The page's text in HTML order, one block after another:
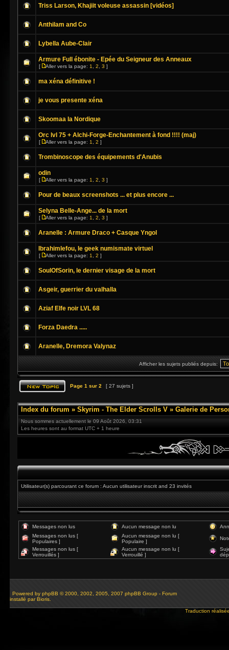
Triss Larson, Khajiit voleuse assassin [vidéos]
Anthilam and Co
Lybella Aube-Clair
Armure Full ébonite - Epée du Seigneur des Anneaux
[ Aller vers la page: 1 2 3 ]
ma xéna définitive !
je vous presente xéna
Skoomaa la Nordique
Orc lvl 75 + Alchi-Forge-Enchantement à fond !!!! (maj)
[ Aller vers la page: 1 2 ]
Trombinoscope des équipements d'Anubis
odin
[ Aller vers la page: 1 2 3 ]
Pour de beaux screenshots ... et plus encore ...
Selyna Belle-Ange... de la mort
[ Aller vers la page: 1 2 3 ]
Aranelle : Armure Draco + Casque Yngol
Ibrahimlefou, le geek numismate virtuel
[ Aller vers la page: 1 2 ]
SoulOfSorin, le dernier visage de la mort
Asgeir, guerrier du valhalla
Aziaf Elfe noir LVL 68
Forza Daedra .....
Aranelle, Dremora Valynaz
Afficher les sujets publiés depuis:
Page 1 sur 2 [ 27 sujets ]
Index du forum » Skyrim - The Elder Scrolls V » Galerie de
Nous sommes actuellement le 09 Août 2026, 03:31
Les heures sont au format UTC + 1 heure
Utilisateur(s) parcourant ce forum : Aucun utilisateur inscrit and 23 invités
Messages non lus Aucun message non lu
Messages non lus [
Populaires ]
Aucun message non lu [
Populaire ]
Messages non lus [
Verrouillés ]
Aucun message non lu [
Verrouillé ]
Powered by phpBB © 2000, 2002, 2005, 2007 phpBB Group - Forum
installé par Bioris.
Traduction